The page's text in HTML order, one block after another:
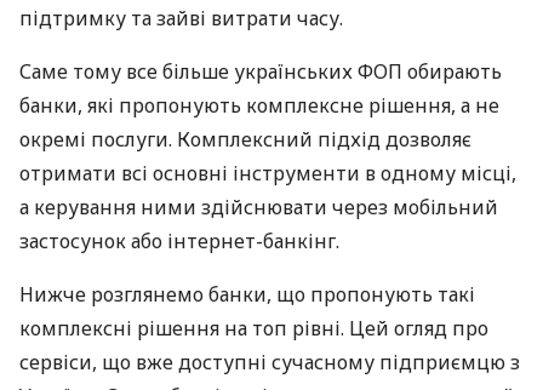
підтримку та зайві витрати часу.
Саме тому все більше українських ФОП обирають
банки, які пропонують комплексне рішення, а не
окремі послуги. Комплексний підхід дозволяє
отримати всі основні інструменти в одному місці,
а керування ними здійснювати через мобільний
застосунок або інтернет-банкінг.
Нижче розглянемо банки, що пропонують такі
комплексні рішення на топ рівні. Цей огляд про
сервіси, що вже доступні сучасному підприємцю з